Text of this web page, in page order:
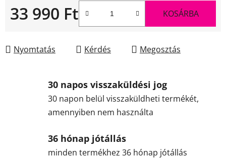
33 990 Ft KOSÁRBA
Nyomtatás Kérdés Megosztás
30 napos visszaküldési jog
30 napon belül visszaküldheti termékét,
amennyiben nem használta
36 hónap jótállás
minden termékhez 36 hónap jótállás